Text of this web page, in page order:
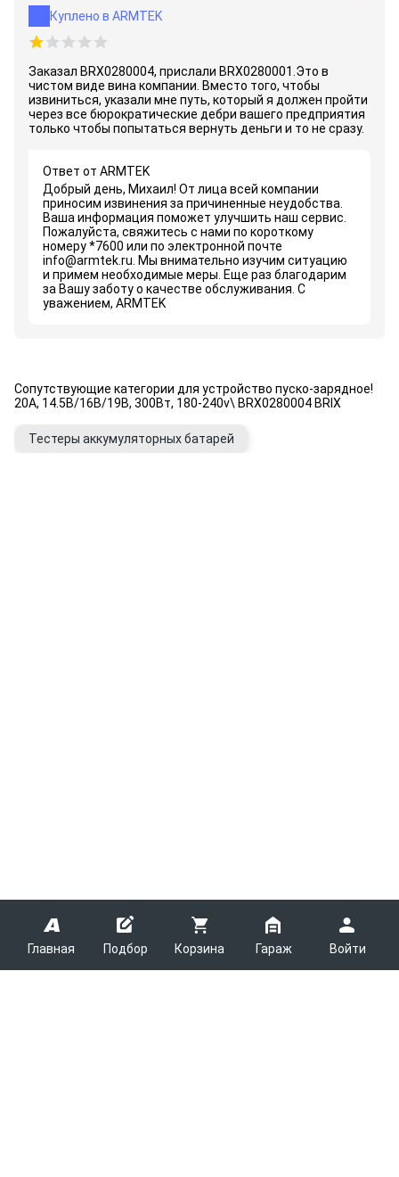
Главная Подбор Корзина Гараж Войти
Куплено в ARMTEK
Заказал BRX0280004, прислали BRX0280001.Это в
чистом виде вина компании. Вместо того, чтобы
извиниться, указали мне путь, который я должен пройти
через все бюрократические дебри вашего предприятия
только чтобы попытаться вернуть деньги и то не сразу.
Ответ от ARMTEK
Добрый день, Михаил! От лица всей компании
приносим извинения за причиненные неудобства.
Ваша информация поможет улучшить наш сервис.
Пожалуйста, свяжитесь с нами по короткому
номеру *7600 или по электронной почте
info@armtek.ru. Мы внимательно изучим ситуацию
и примем необходимые меры. Еще раз благодарим
за Вашу заботу о качестве обслуживания. С
уважением, ARMTEK
Сопутствующие категории для устройство пуско-зарядное!
20А, 14.5В/16В/19В, 300Вт, 180-240v\ BRX0280004 BRIX
Тестеры аккумуляторных батарей